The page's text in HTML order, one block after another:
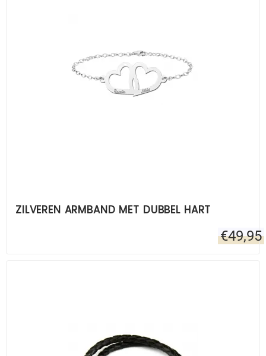
ZILVEREN ARMBAND MET DUBBEL HART
€49,95